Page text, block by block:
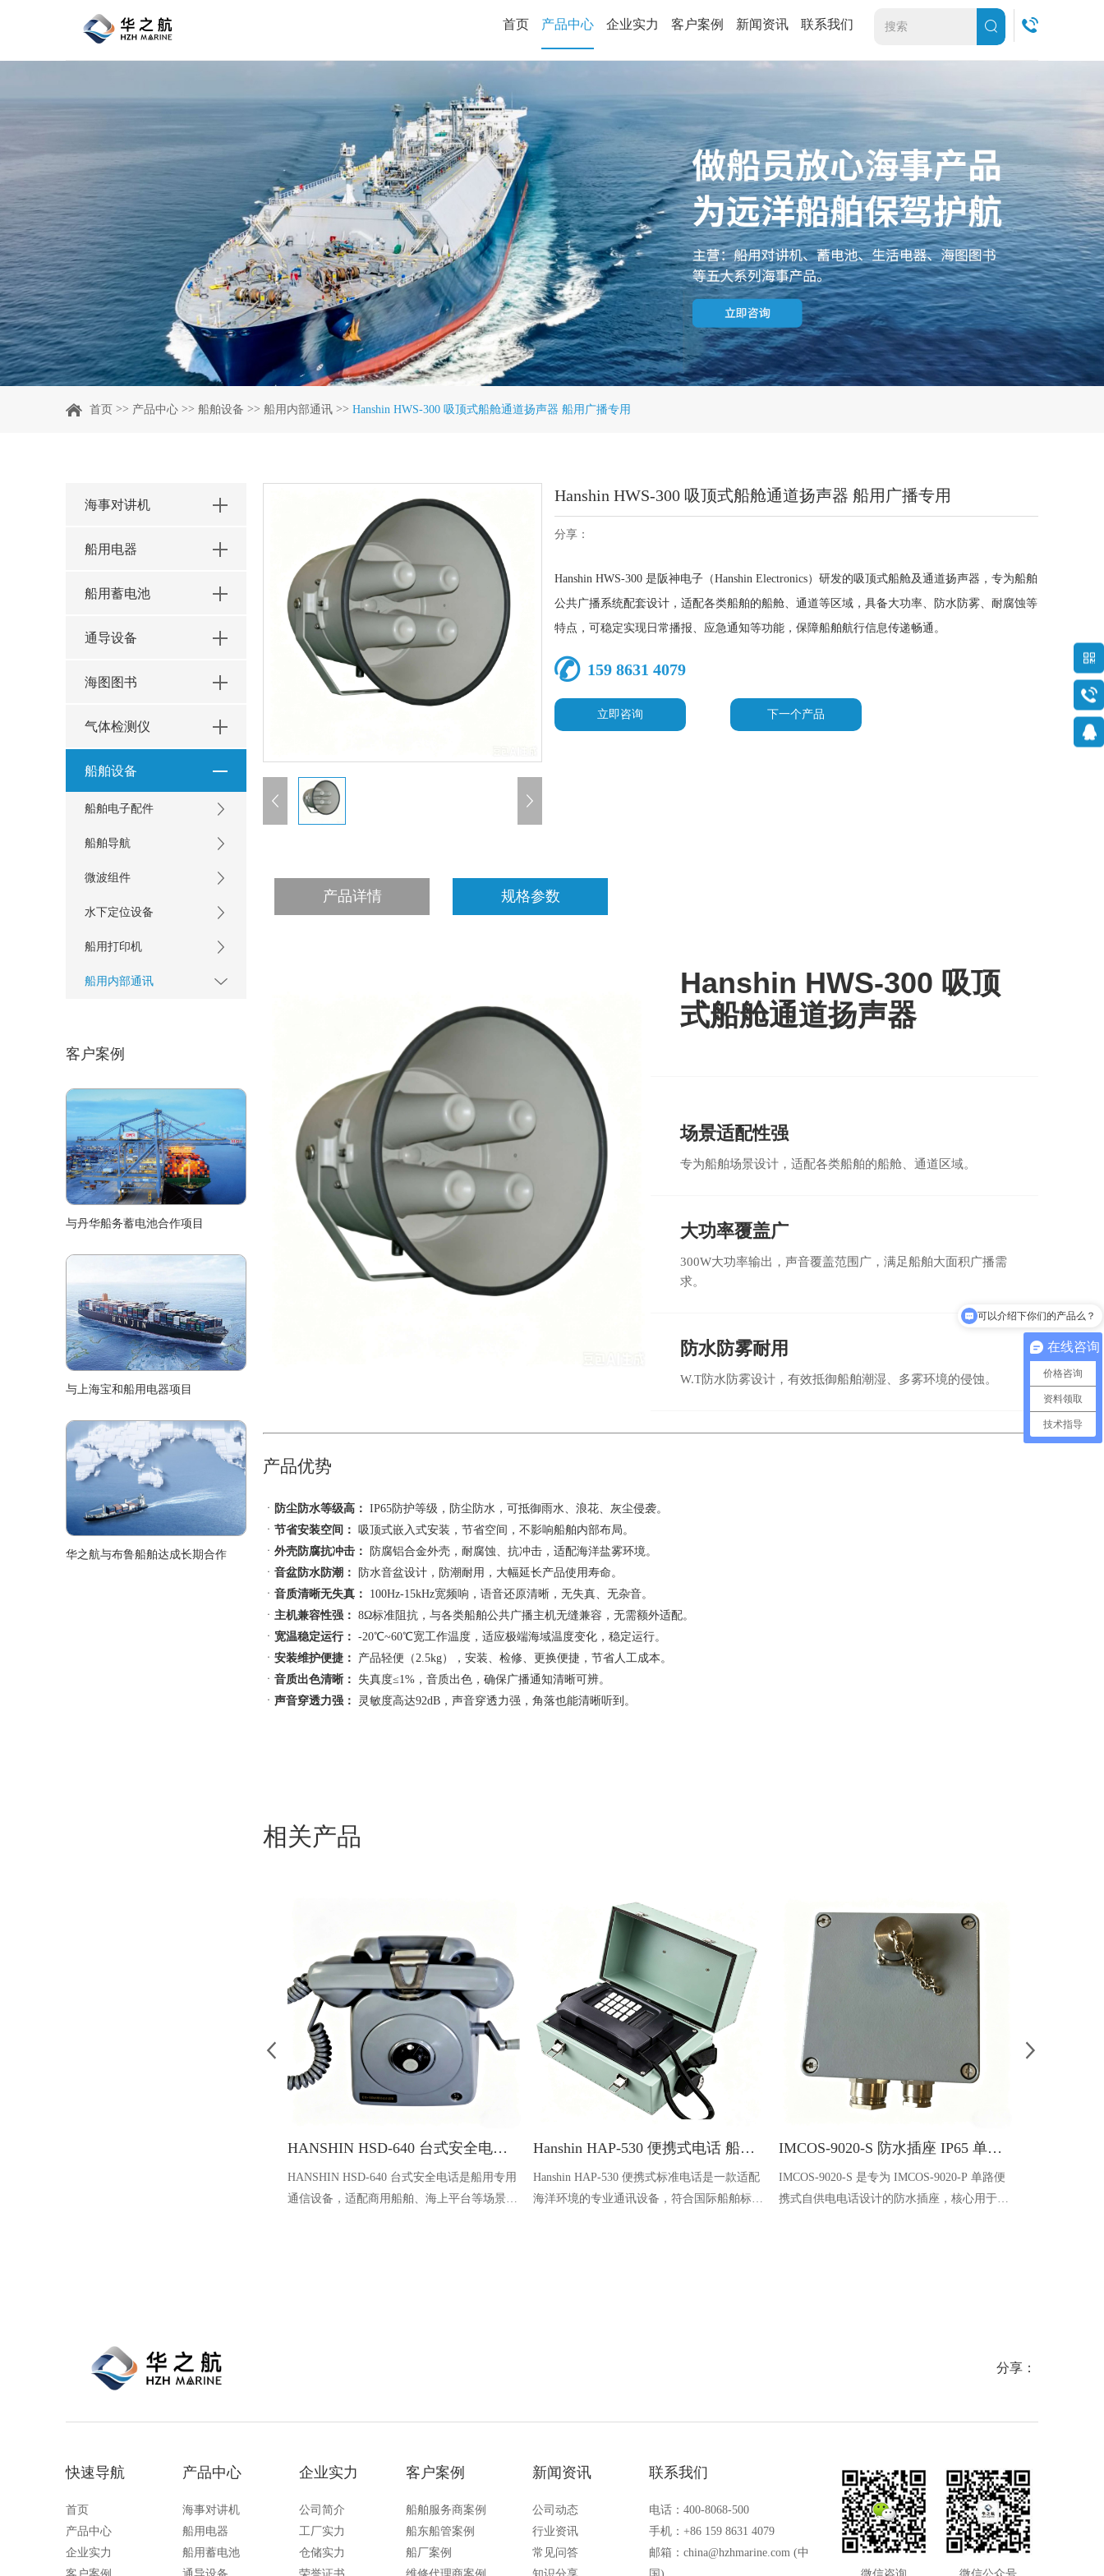
首页 产品中心 企业实力 客户案例 新闻资讯 联系我们
首页 >> 产品中心 >> 船舶设备 >> 船用内部通讯 >> Hanshin HWS-300 吸顶式船舱通道扬声器 船用广播专用
Hanshin HWS-300 吸顶式船舱通道扬声器 船用广播专用
分享：
Hanshin HWS-300 是阪神电子（Hanshin Electronics）研发的吸顶式船舱及通道扬声器，专为船舶
公共广播系统配套设计，适配各类船舶的船舱、通道等区域，具备大功率、防水防雾、耐腐蚀等
特点，可稳定实现日常播报、应急通知等功能，保障船舶航行信息传递畅通。
159 8631 4079
立即咨询 下一个产品
产品详情 规格参数
Hanshin HWS-300 吸顶
式船舱通道扬声器
场景适配性强
专为船舶场景设计，适配各类船舶的船舱、通道区域。
大功率覆盖广
300W大功率输出，声音覆盖范围广，满足船舶大面积广播需
求。
防水防雾耐用
W.T防水防雾设计，有效抵御船舶潮湿、多雾环境的侵蚀。
产品优势
ㆍ 防尘防水等级高： IP65防护等级，防尘防水，可抵御雨水、浪花、灰尘侵袭。
ㆍ 节省安装空间： 吸顶式嵌入式安装，节省空间，不影响船舶内部布局。
ㆍ 外壳防腐抗冲击：
防腐铝合金外壳，耐腐蚀、抗冲击，适配海洋盐雾环境。
ㆍ 音盆防水防潮：
防水音盆设计，防潮耐用，大幅延长产品使用寿命。
ㆍ 音质清晰无失真：
100Hz-15kHz宽频响，语音还原清晰，无失真、无杂音。
ㆍ 主机兼容性强： 8Ω标准阻抗，与各类船舶公共广播主机无缝兼容，无需额外适配。
ㆍ 宽温稳定运行： -20℃~60℃宽工作温度，适应极端海域温度变化，稳定运行。
ㆍ 安装维护便捷：
产品轻便（2.5kg），安装、检修、更换便捷，节省人工成本。
ㆍ 音质出色清晰：
失真度≤1%，音质出色，确保广播通知清晰可辨。
ㆍ 声音穿透力强： 灵敏度高达92dB，声音穿透力强，角落也能清晰听到。
相关产品
HANSHIN HSD-640 台式安全电话 船舶专用
HANSHIN HSD-640 台式安全电话是船用专用
通信设备，适配商用船舶、海上平台等场景，
Hanshin HAP-530 便携式电话 船舶专用防水通讯设备
Hanshin HAP-530 便携式标准电话是一款适配
海洋环境的专业通讯设备，符合国际船舶标
IMCOS-9020-S 防水插座 IP65 单路便携式自供电电话专用
IMCOS-9020-S 是专为 IMCOS-9020-P 单路便
携式自供电电话设计的防水插座，核心用于设
海事对讲机
船用电器
船用蓄电池
通导设备
海图图书
气体检测仪
船舶设备
船舶电子配件
船舶导航
微波组件
水下定位设备
船用打印机
船用内部通讯
客户案例
与丹华船务蓄电池合作项目
与上海宝和船用电器项目
华之航与布鲁船舶达成长期合作
分享：
快速导航
首页
产品中心
企业实力
产品中心
海事对讲机
船用电器
船用蓄电池
企业实力
公司简介
工厂实力
仓储实力
客户案例
船舶服务商案例
船东船管案例
船厂案例
新闻资讯
公司动态
行业资讯
常见问答
联系我们
电话：400-8068-500
手机：+86 159 8631 4079
邮箱：china@hzhmarine.com (中
在线咨询
价格咨询
资料领取
技术指导
你们是怎么收费的呢？